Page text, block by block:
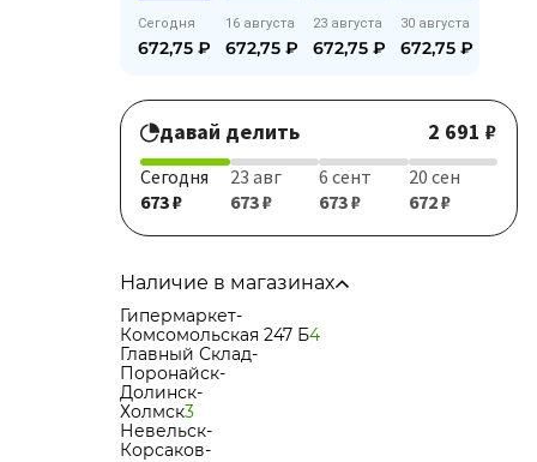
Сегодня
672,75 ₽
16 августа
672,75 ₽
23 августа
672,75 ₽
30 августа
672,75 ₽
давай делить 2 691 ₽
Сегодня
673 ₽
23 авг
673 ₽
6 сент
673 ₽
20 сен
672 ₽
Наличие в магазинах
Гипермаркет-
Комсомольская 247 Б4
Главный Склад-
Поронайск-
Долинск-
Холмск3
Невельск-
Корсаков-